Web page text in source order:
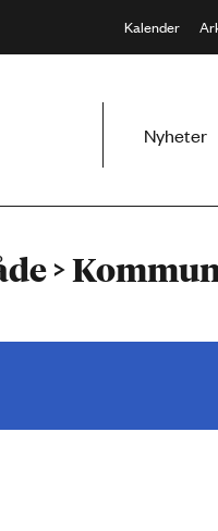
Kalender
Nyheter
>